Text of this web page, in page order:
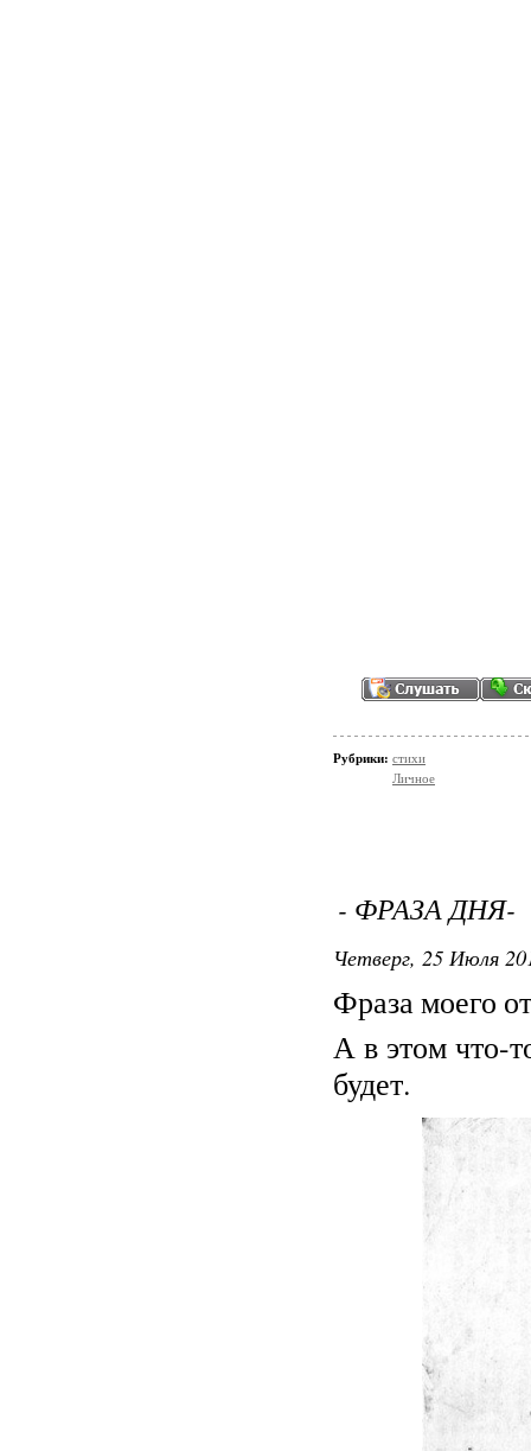
Рубрики: стихи
Личное
- ФРАЗА ДНЯ-
Четверг, 25 Июля
Фраза моего
А в этом что-
будет.